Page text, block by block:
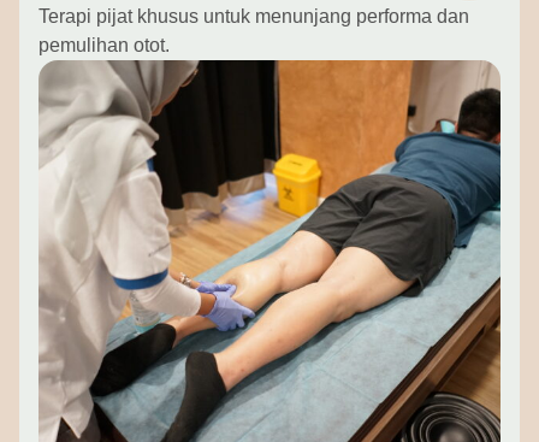
Terapi pijat khusus untuk menunjang performa dan
pemulihan otot.